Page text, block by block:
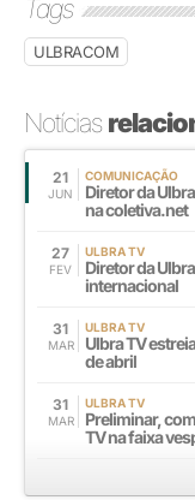
Tags
ULBRACOM
Notícias
21
JUN
COMUNICAÇÃO
Diretor da
na coletiva.net
27
FEV
ULBRA TV
Diretor da
internacional
31
MAR
ULBRA TV
Ulbra TV
de abril
31
MAR
ULBRA TV
Preliminar,
TV na faixa